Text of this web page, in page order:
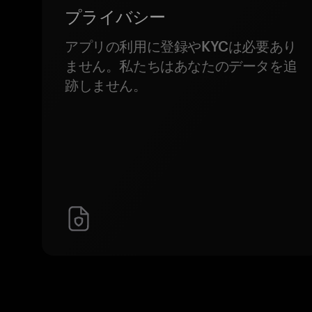
プライバシー
アプリの利用に登録やKYCは必要あり
ません。私たちはあなたのデータを追
跡しません。